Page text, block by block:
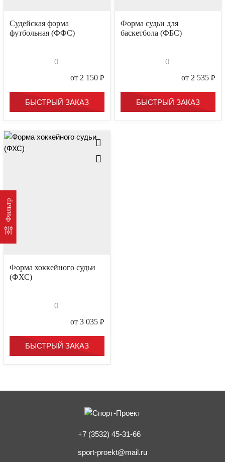
Фильтр
Судейская форма
футбольная (ФФС)
0
от 2 150₽
БЫСТРЫЙ ЗАКАЗ
Форма судьи для
баскетбола (ФБС)
0
от 2 535₽
БЫСТРЫЙ ЗАКАЗ
Форма хоккейного судьи
(ФХС)
0
от 3 035₽
БЫСТРЫЙ ЗАКАЗ
+7 (3532) 45-31-66
sport-proekt@mail.ru